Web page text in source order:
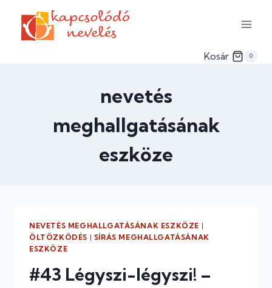
content
Kosár 0
nevetés
meghallgatásának
eszköze
NEVETÉS MEGHALLGATÁSÁNAK ESZKÖZE |
ÖLTÖZKÖDÉS | SÍRÁS MEGHALLGATÁSÁNAK
ESZKÖZE
#43 Légyszi-légyszi! –